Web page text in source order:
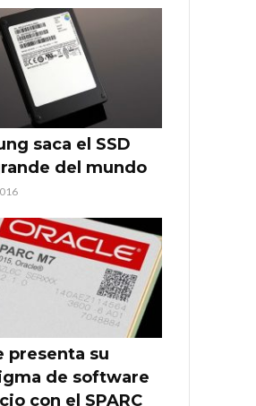
saca el SSD
del mundo
presenta su
de software
con el SPARC